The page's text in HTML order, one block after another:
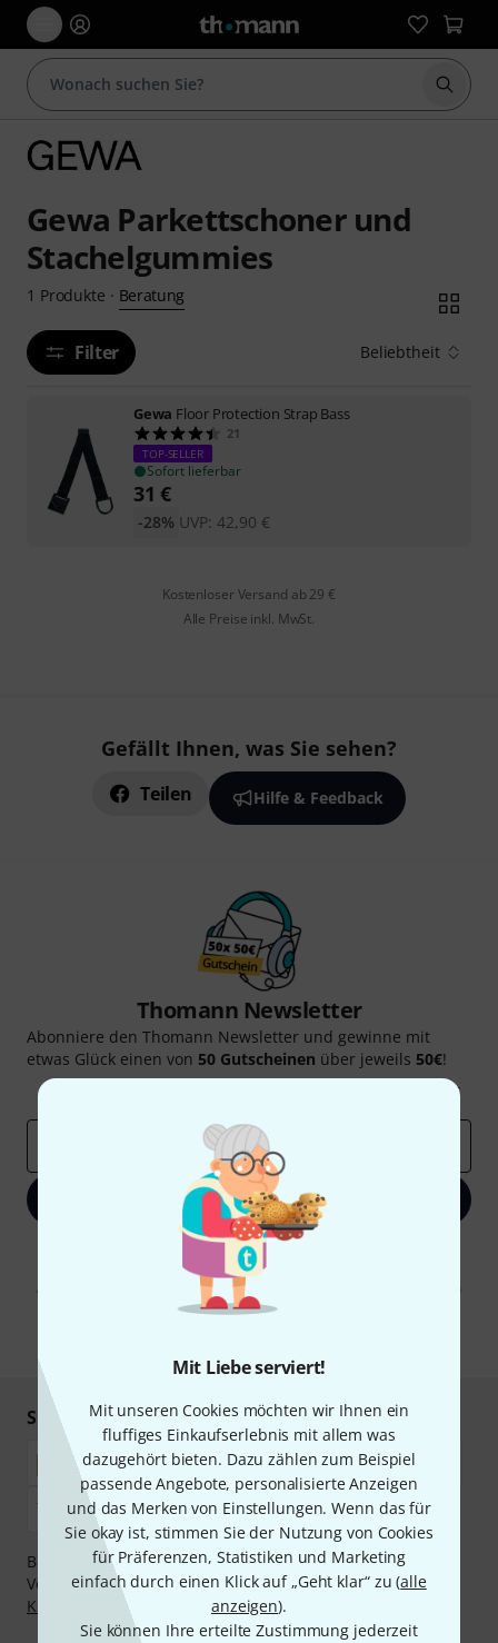
Mit Liebe serviert!
Mit unseren Cookies möchten wir Ihnen ein
fluffiges Einkaufserlebnis mit allem was
dazugehört bieten. Dazu zählen zum Beispiel
passende Angebote, personalisierte Anzeigen
und das Merken von Einstellungen. Wenn das für
Sie okay ist, stimmen Sie der Nutzung von Cookies
für Präferenzen, Statistiken und Marketing
einfach durch einen Klick auf „Geht klar“ zu (alle
anzeigen).
Sie können Ihre erteilte Zustimmung jederzeit
Suche
Gewa Parkettschoner und
Stachelgummies
1 Produkte · Beratung
Filter Beliebtheit
Gewa Floor Protection Strap Bass
21
TOP-SELLER
Sofort lieferbar
31 €
UVP: 42,90 €
-28%
Kostenloser Versand ab 29 €
Alle Preise inkl. MwSt.
Gefällt Ihnen, was Sie sehen?
Teilen Hilfe & Feedback
Thomann Newsletter
Abonniere den Thomann Newsletter und gewinne mit
etwas Glück einen von 50 Gutscheinen über jeweils 50€!
Thomann Insights
Jetzt anmelden
Mit Klick auf „Jetzt anmelden“ stimmen Sie dem Erhalt von E-Mail-
Werbung und einer Messung des E-Mail-Nutzungsverhaltens zu. Die
Abmeldung ist jederzeit möglich. Weitere Informationen finden Sie in
unserenDatenschutzhinweisen
Sicher einkaufen & bezahlen
Bezahlen Sie vertraulich und sicher per Nachnahme,
Vorkasse, PayPal, Amazon Pay,Klarna Sofort bezahlen
Klarna Ratenzahlung
oder Kreditkarte.